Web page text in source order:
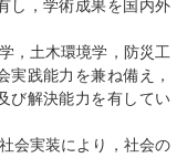
し，学術成果を国内外
，土木環境学，防災工
実践能力を兼ね備え，
び解決能力を有してい
会実装により，社会の